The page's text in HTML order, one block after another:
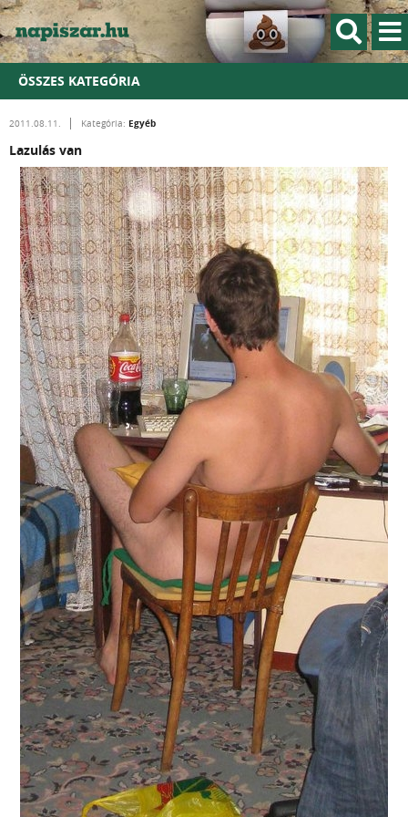
ÖSSZES KATEGÓRIA
2011.08.11. Kategória: Egyéb
Lazulás van